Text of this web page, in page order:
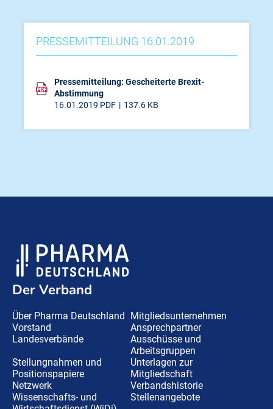
PRESSEMITTEILUNG 16.01.2019
Pressemitteilung: Gescheiterte Brexit-
Abstimmung
16.01.2019 PDF 137.6 KB
Der Verband
Über Pharma Deutschland
Mitgliedsunternehmen
Vorstand
Ansprechpartner
Landesverbände
Ausschüsse und
Arbeitsgruppen
Stellungnahmen und
Positionspapiere
Unterlagen zur
Mitgliedschaft
Netzwerk
Verbandshistorie
Wissenschafts- und
Stellenangebote